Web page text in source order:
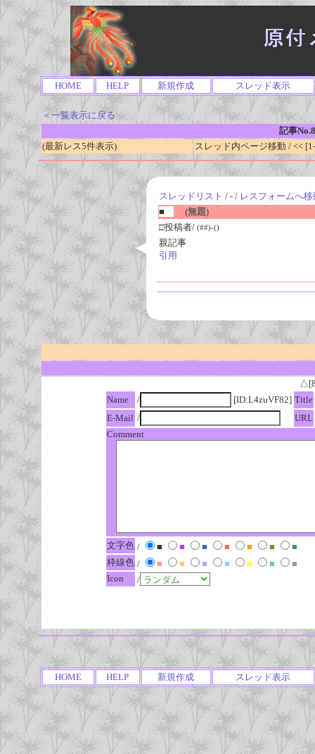
HOME HELP 新規作成 スレッド表示
＜一覧表示に戻る
記事
(最新レス5件表示)
スレッド内ページ移動 / <<
スレッドリスト / - / レスフォームへ移
■
(無題)
□投稿者/ (##)-()
親記事
引用
Name
/ [ID:L4zuVF82] Title
E-Mail /
URL
Comment
文字色 / ■ ■ ■ ■ ■ ■
■
枠線色 / ■ ■ ■ ■ ■ ■
■
Icon
/
HOME HELP 新規作成 スレッド表示